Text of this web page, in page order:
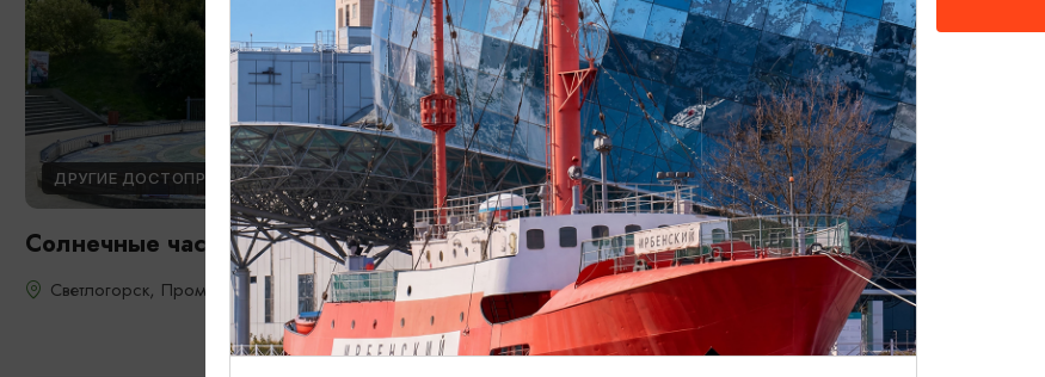
ДРУГИЕ ДОСТОПРИМЕЧАТЕЛЬНОСТИ
Солнечные часы «Зодиак»
Светлогорск, Променад
ДРУГИЕ ДОСТОПРИМЕЧАТЕЛЬНОСТИ
Маяк в Балтийске
Балтийск, Морской бульвар